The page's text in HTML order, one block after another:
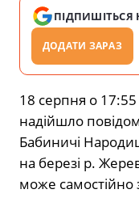
ПІДПИШІТЬСЯ
ДОДАТИ ЗАРАЗ
18 серпня о
надійшло
Бабиничі
на березі р.
може самостійно